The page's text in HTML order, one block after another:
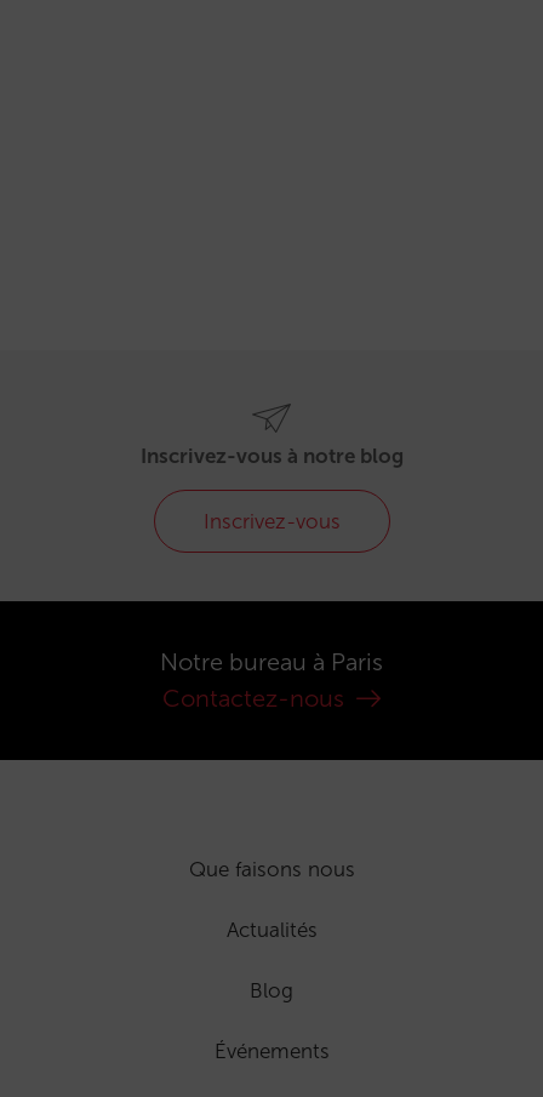
Inscrivez-vous à notre blog
Inscrivez-vous
Notre bureau à Paris
Contactez-nous
Que faisons nous
Actualités
Blog
Événements